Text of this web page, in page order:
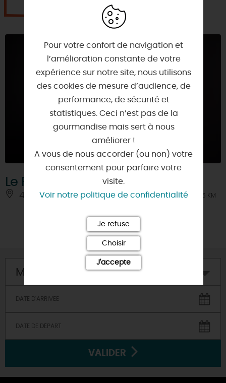
Le Pique Assiette
45410 - ARTENAY À 6 KM
Mon hôtel
VALIDER
Pour votre confort de navigation et
l’amélioration constante de votre
expérience sur notre site, nous utilisons
des cookies de mesure d’audience, de
performance, de sécurité et
statistiques. Ceci n’est pas de la
gourmandise mais sert à nous
améliorer !
A vous de nous accorder (ou non) votre
consentement pour parfaire votre
visite.
Voir notre politique de confidentialité
Je refuse
Choisir
J'accepte